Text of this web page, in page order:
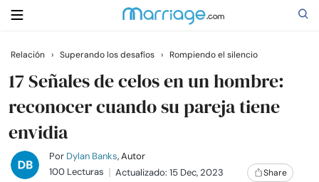
Buscar
Casarse
Relaciones
Relación › Superando los desafíos › Rompiendo el silencio
17 Señales de celos en un hombre:
reconocer cuando su pareja tiene
envidia
Por Dylan Banks, Autor
100 Lecturas
Actualizado: 15 Dec, 2023 Share